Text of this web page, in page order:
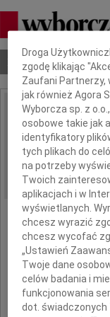
Nekrologi Odeszli
IMIĘ I NAZWISKO:
REGION:
DATA EMISJI:
Dbamy o Twoją
Droga
zgodę klikając
Zaufani Partnerzy,
jak również Agora
Wyborcza sp. z
osobowe takie jak
identyfikatory
tych plikach do
na potrzeby
Twoich
aplikacjach i w
wyświetlanych.
chcesz wyrazić
chcesz wycofać
„Ustawień
Twoje dane
celów badania i
funkcjonowania
dot. świadczonych